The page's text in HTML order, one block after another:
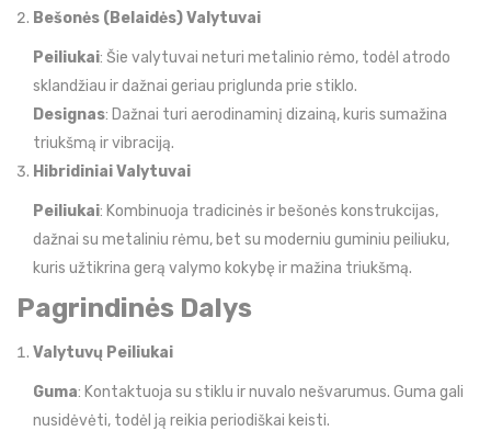
Bešonės (Belaidės) Valytuvai
Peiliukai: Šie valytuvai neturi metalinio rėmo, todėl atrodo
sklandžiau ir dažnai geriau priglunda prie stiklo.
Designas: Dažnai turi aerodinaminį dizainą, kuris sumažina
triukšmą ir vibraciją.
Hibridiniai Valytuvai
Peiliukai: Kombinuoja tradicinės ir bešonės konstrukcijas,
dažnai su metaliniu rėmu, bet su moderniu guminiu peiliuku,
kuris užtikrina gerą valymo kokybę ir mažina triukšmą.
Pagrindinės Dalys
Valytuvų Peiliukai
Guma: Kontaktuoja su stiklu ir nuvalo nešvarumus. Guma gali
nusidėvėti, todėl ją reikia periodiškai keisti.